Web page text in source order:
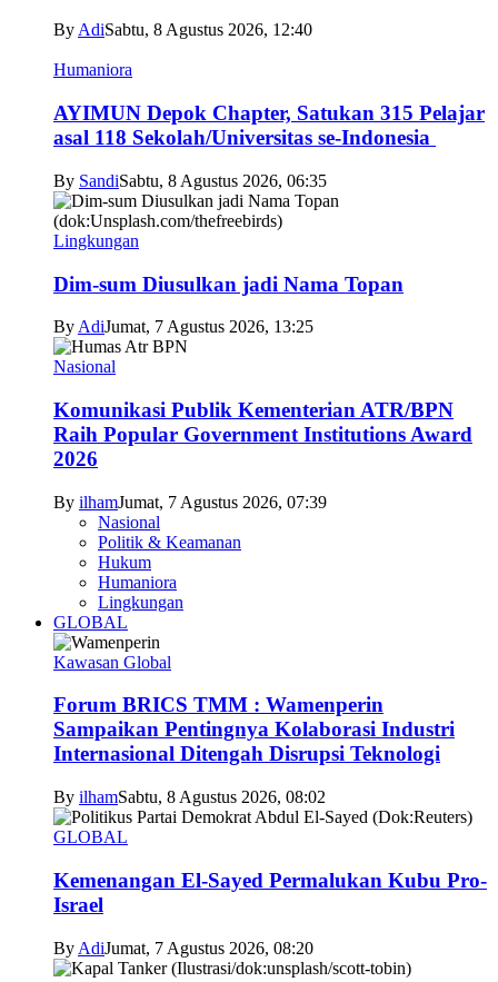
By AdiSabtu, 8 Agustus 2026, 12:40
Humaniora
AYIMUN Depok Chapter, Satukan 315 Pelajar
asal 118 Sekolah/Universitas se-Indonesia
By SandiSabtu, 8 Agustus 2026, 06:35
Lingkungan
Dim-sum Diusulkan jadi Nama Topan
By AdiJumat, 7 Agustus 2026, 13:25
Nasional
Komunikasi Publik Kementerian ATR/BPN
Raih Popular Government Institutions Award
2026
By ilhamJumat, 7 Agustus 2026, 07:39
Nasional
Politik & Keamanan
Hukum
Humaniora
Lingkungan
GLOBAL
Kawasan Global
Forum BRICS TMM : Wamenperin
Sampaikan Pentingnya Kolaborasi Industri
Internasional Ditengah Disrupsi Teknologi
By ilhamSabtu, 8 Agustus 2026, 08:02
GLOBAL
Kemenangan El-Sayed Permalukan Kubu Pro-
Israel
By AdiJumat, 7 Agustus 2026, 08:20